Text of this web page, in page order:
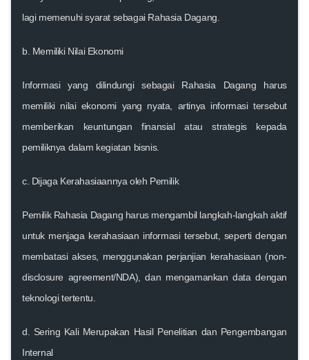
lagi memenuhi syarat sebagai Rahasia Dagang.
b. Memiliki Nilai Ekonomi
Informasi yang dilindungi sebagai Rahasia Dagang harus
memiliki nilai ekonomi yang nyata, artinya informasi tersebut
memberikan keuntungan finansial atau strategis kepada
pemiliknya dalam kegiatan bisnis.
c. Dijaga Kerahasiaannya oleh Pemilik
Pemilik Rahasia Dagang harus mengambil langkah-langkah aktif
untuk menjaga kerahasiaan informasi tersebut, seperti dengan
membatasi akses, menggunakan perjanjian kerahasiaan (non-
disclosure agreement/NDA), dan mengamankan data dengan
teknologi tertentu.
d. Sering Kali Merupakan Hasil Penelitian dan Pengembangan
Internal